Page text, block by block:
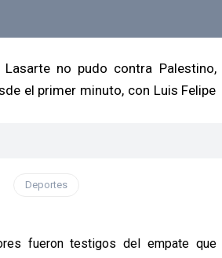
no pudo contra Palestino,
el primer minuto, con Luis Felipe
Deportes
fueron testigos del empate que